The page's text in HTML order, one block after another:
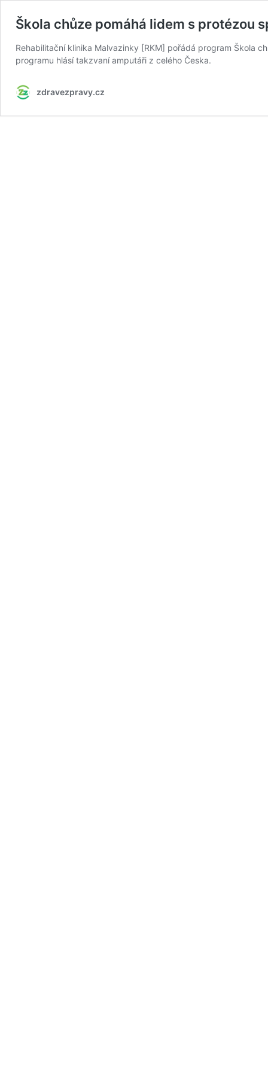
Škola chůze pomáhá lidem s protézou
Rehabilitační klinika Malvazinky [RKM] pořádá program Škola
programu hlásí takzvaní amputáři z celého Česka.
zdravezpravy.cz